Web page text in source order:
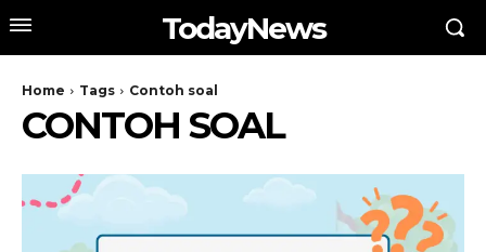
TodayNews
Home Tags Contoh soal
CONTOH SOAL